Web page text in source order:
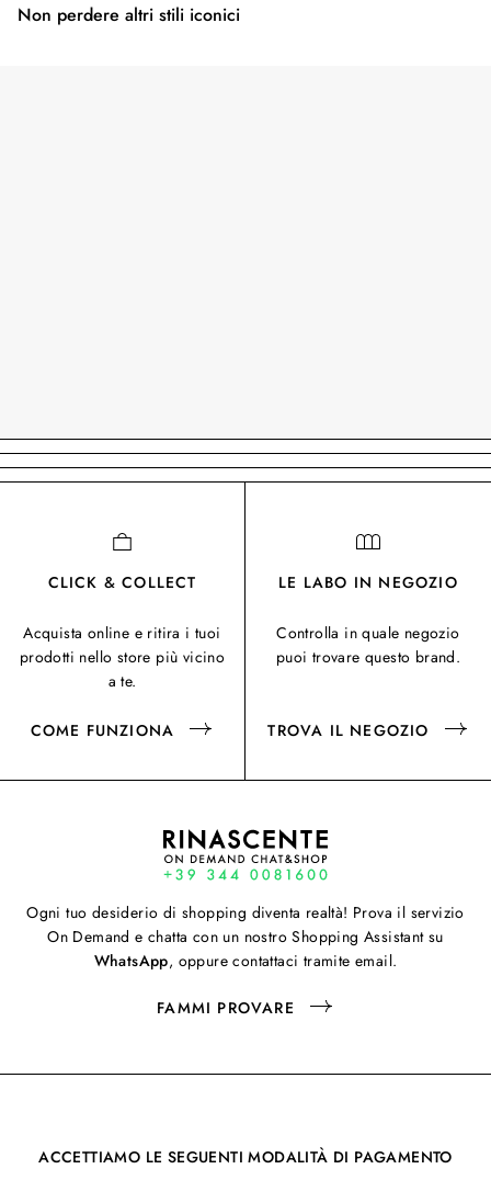
Non perdere altri stili iconici
CLICK & COLLECT
Acquista online e ritira i tuoi
prodotti nello store più vicino
a te.
COME FUNZIONA
LE LABO IN NEGOZIO
Controlla in quale negozio
puoi trovare questo brand.
TROVA IL NEGOZIO
Ogni tuo desiderio di shopping diventa realtà! Prova il servizio
On Demand e chatta con un nostro Shopping Assistant su
WhatsApp, oppure contattaci tramite email.
FAMMI PROVARE
ACCETTIAMO LE SEGUENTI MODALITÀ DI PAGAMENTO